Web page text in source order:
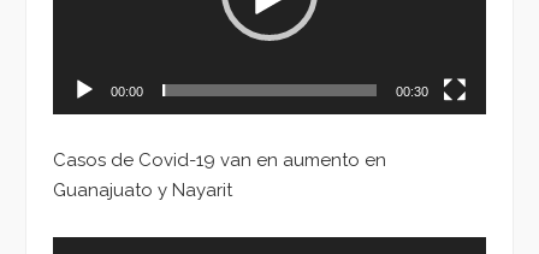
00:00 00:30
Casos de Covid-19 van en aumento en
Guanajuato y Nayarit